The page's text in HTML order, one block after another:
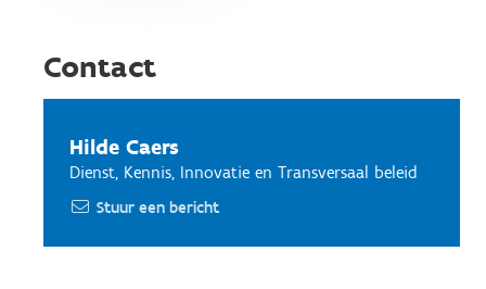
Contact
Hilde Caers
Dienst, Kennis, Innovatie en Transversaal beleid
Stuur een bericht